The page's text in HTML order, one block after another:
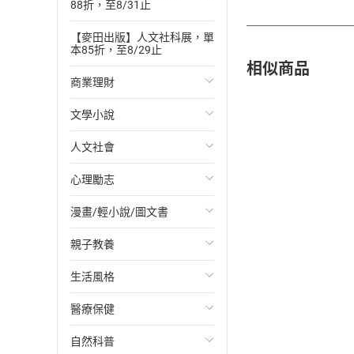
88折，至8/31止
【麥田出版】人文社科展，單
本85折，至8/29止
商業理財
投資理財
經濟/趨勢
財務/金融
管理/領導
職場工作術
成功法
行銷/廣告
傳記
文學小說
歐美文學
日本文學
韓國文學
華文文學
經典文學
成長/家庭生活小說
懸疑/推理小說
人文社會
國際關係
政治
社會科學
台灣/中國歷史
日/韓歷史
其他歷史/史學
心理勵志
心靈成長/情緒
人際關係
兩性關係
心理學
漫畫/輕小說/圖文書
輕小說
奇幻/科幻
愛情故事
職場/社會寫實
親子教養
教育現場
兒童文學/故事
兒童科普/學習
生活風格
飲食/食譜
健身/美顏
醫療保健
健康/養生
自然科普
相似商品